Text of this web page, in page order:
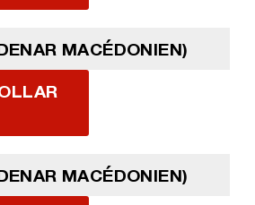
MACÉDONIEN)
MACÉDONIEN)